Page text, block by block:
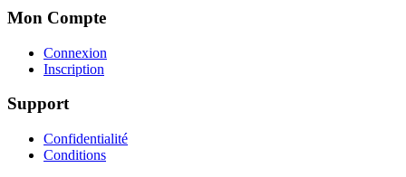
Mon Compte
Connexion
Inscription
Support
Confidentialité
Conditions